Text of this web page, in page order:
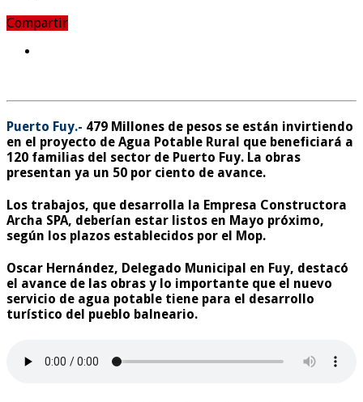
Compartir
Puerto Fuy.- 479 Millones de pesos se están invirtiendo
en el proyecto de Agua Potable Rural que beneficiará a
120 familias del sector de Puerto Fuy. La obras
presentan ya un 50 por ciento de avance.
Los trabajos, que desarrolla la Empresa Constructora
Archa SPA, deberían estar listos en Mayo próximo,
según los plazos establecidos por el Mop.
Oscar Hernández, Delegado Municipal en Fuy, destacó
el avance de las obras y lo importante que el nuevo
servicio de agua potable tiene para el desarrollo
turístico del pueblo balneario.